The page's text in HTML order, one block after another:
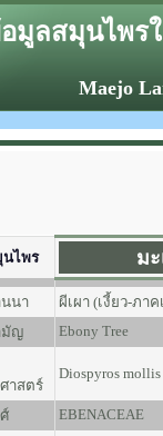
มูลสมุนไพร
Maejo
ไพร ม
นา
ผีเผา (เงี้ยว-ภา
มัญ
Ebony Tree
าสตร์
Diospyros
EBENACEAE